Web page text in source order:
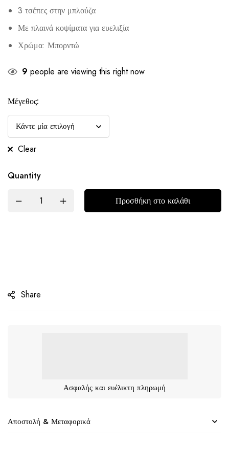
3 τσέπες στην μπλούζα
Με πλαινά κοψίματα για ευελιξία
Χρώμα: Μπορντώ
9 people are viewing this right now
Μέγεθος:
Clear
Quantity
Προσθήκη στο καλάθι
Share
Ασφαλής και ευέλικτη πληρωμή
Αποστολή & Μεταφορικά